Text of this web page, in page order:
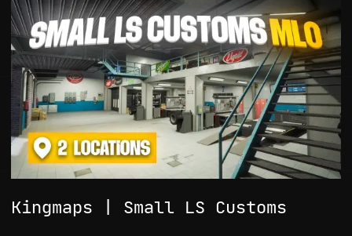
Kingmaps | Small LS Customs